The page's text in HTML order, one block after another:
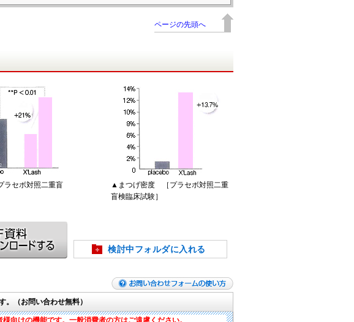
ページの先頭へ
セボ対照二重盲
▲まつげ密度 ［プラセボ対照二重
盲検臨床試験］
検討中フォルダに入れる
。（お問い合わせ無料）
向けの機能です。一般消費者の方はご遠慮ください。